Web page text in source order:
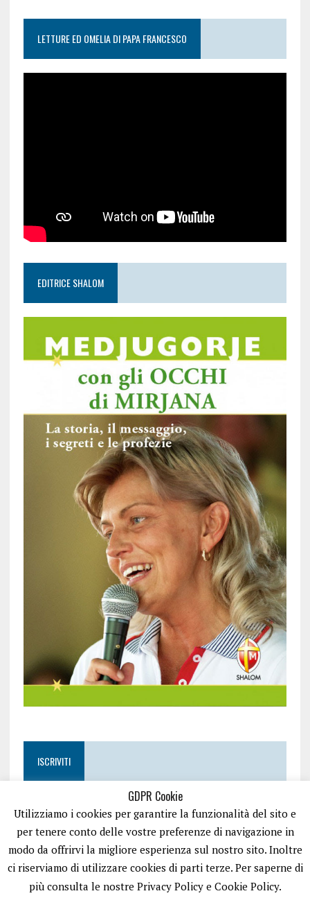
LETTURE ED OMELIA DI PAPA FRANCESCO
EDITRICE SHALOM
ISCRIVITI
GDPR Cookie
Utilizziamo i cookies per garantire la funzionalità del sito e
per tenere conto delle vostre preferenze di navigazione in
modo da offrirvi la migliore esperienza sul nostro sito. Inoltre
ci riserviamo di utilizzare cookies di parti terze. Per saperne di
più consulta le nostre Privacy Policy e Cookie Policy.